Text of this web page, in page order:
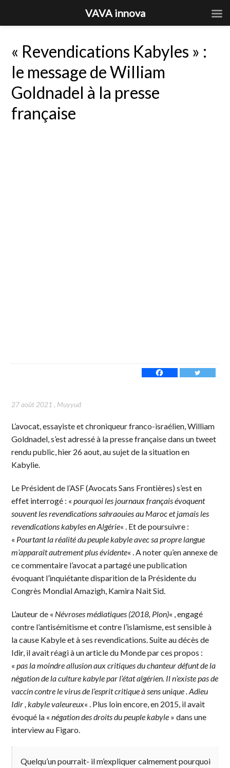
« Revendications Kabyles » :
le message de William
Goldnadel à la presse
française
27 août 2021 , Muyyud
L’avocat, essayiste et chroniqueur franco-israélien, William
Goldnadel, s’est adressé à la presse française dans un tweet
rendu public, hier 26 aout, au sujet de la situation en
Kabylie.
Le Président de l’ASF (Avocats Sans Frontières) s’est en
effet interrogé : «pourquoi les journaux français évoquent
souvent les revendications sahraouies au Maroc et jamais les
revendications kabyles en Algérie« . Et de poursuivre :
« Pourtant la réalité du peuple kabyle avec sa propre langue
m’apparaît autrement plus évidente« . A noter qu’en annexe de
ce commentaire l’avocat a partagé une publication
évoquant l’inquiétante disparition de la Présidente du
Congrès Mondial Amazigh, Kamira Nait Sid.
L’auteur de « Névroses médiatiques (2018, Plon)« , engagé
contre l’antisémitisme et contre l’islamisme, est sensible à
la cause Kabyle et à ses revendications. Suite au décès de
Idir, il avait réagi à un article du Monde par ces propos :
«pas la moindre allusion aux critiques du chanteur défunt de la
négation de la culture kabyle par l’état algérien. Il n’existe pas de
vaccin contre le virus de l’esprit critique à sens unique . Adieu
Idir , kabyle valeureux« . Plus loin encore, en 2015, il avait
évoqué la «négation des droits du peuple kabyle » dans une
interview au Figaro.
Quelqu’un pourrait- il m’expliquer calmement pourquoi
VAVA innova